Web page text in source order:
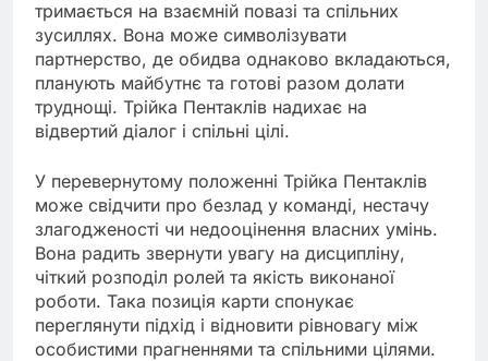
тримається на взаємній повазі та спільних
зусиллях. Вона може символізувати
партнерство, де обидва однаково вкладаються,
планують майбутнє та готові разом долати
труднощі. Трійка Пентаклів надихає на
відвертий діалог і спільні цілі.
У перевернутому положенні Трійка Пентаклів
може свідчити про безлад у команді, нестачу
злагодженості чи недооцінення власних умінь.
Вона радить звернути увагу на дисципліну,
чіткий розподіл ролей та якість виконаної
роботи. Така позиція карти спонукає
переглянути підхід і відновити рівновагу між
особистими прагненнями та спільними цілями.